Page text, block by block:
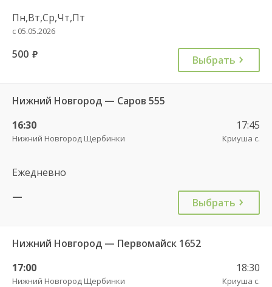
Пн,Вт,Ср,Чт,Пт
с 05.05.2026
500 руб. Выбрать
Нижний Новгород — Саров 555
16:30
Нижний Новгород Щербинки
17:45
Криуша с.
Ежедневно
—
Выбрать
Нижний Новгород — Первомайск 1652
17:00
Нижний Новгород Щербинки
18:30
Криуша с.